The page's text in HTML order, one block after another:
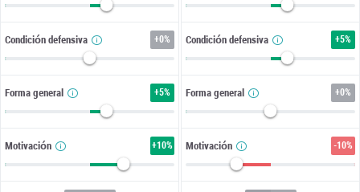
Condición defensiva +0%
Forma general +5%
Motivación +10%
Condición defensiva +5%
Forma general +0%
Motivación -10%